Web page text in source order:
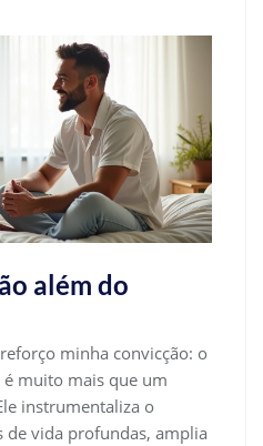
além do
minha convicção: o
muito mais que um
instrumentaliza o
de vida profundas, amplia